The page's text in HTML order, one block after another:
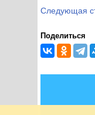
Следующая
Поделиться